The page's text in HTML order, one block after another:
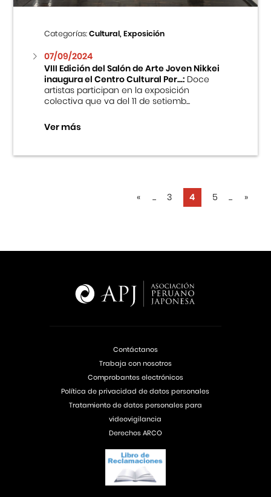
Categorías:Cultural, Exposición
07/09/2024
VIII Edición del Salón de Arte Joven Nikkei
inaugura el Centro Cultural Per...:Doce
artistas participan en la exposición
colectiva que va del 11 de setiemb...
Ver más
« ... 3 4 5 ... »
Contáctanos
Trabaja con nosotros
Comprobantes electrónicos
Política de privacidad de datos personales
Tratamiento de datos personales para
videovigilancia
Derechos ARCO